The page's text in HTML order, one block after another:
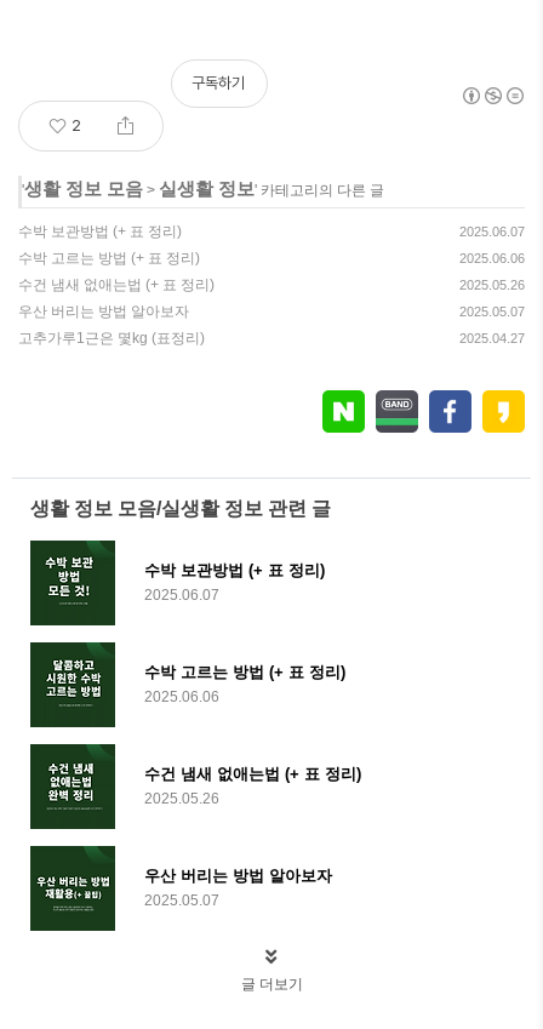
2
구독하기
'생활 정보 모음 > 실생활 정보' 카테고리의 다른 글
수박 보관방법 (+ 표 정리) 2025.06.07
수박 고르는 방법 (+ 표 정리) 2025.06.06
수건 냄새 없애는법 (+ 표 정리) 2025.05.26
우산 버리는 방법 알아보자 2025.05.07
고추가루1근은 몇kg (표정리) 2025.04.27
생활 정보 모음/실생활 정보 관련 글
수박 보관방법 (+ 표 정리)
2025.06.07
수박 고르는 방법 (+ 표 정리)
2025.06.06
수건 냄새 없애는법 (+ 표 정리)
2025.05.26
우산 버리는 방법 알아보자
2025.05.07
글 더보기